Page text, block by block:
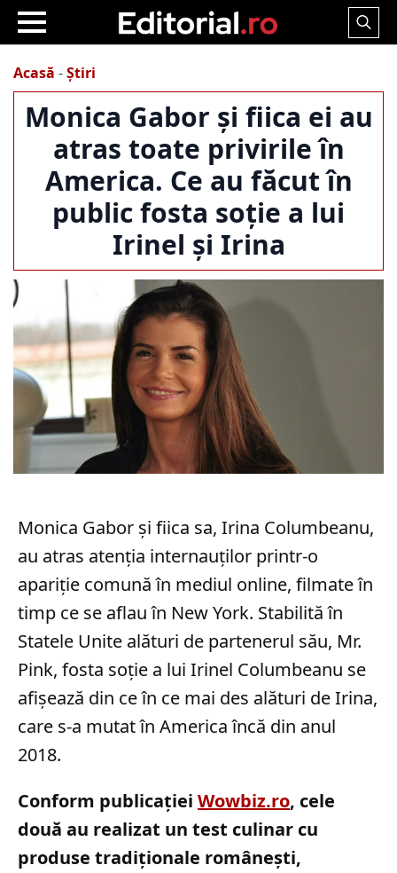
Search
Acasă -Știri
Monica Gabor și fiica ei au
atras toate privirile în
America. Ce au făcut în
public fosta soție a lui
Irinel și Irina
Monica Gabor și fiica sa, Irina Columbeanu,
au atras atenția internauților printr-o
apariție comună în mediul online, filmate în
timp ce se aflau în New York. Stabilită în
Statele Unite alături de partenerul său, Mr.
Pink, fosta soție a lui Irinel Columbeanu se
afișează din ce în ce mai des alături de Irina,
care s-a mutat în America încă din anul
2018.
Conform publicației Wowbiz.ro, cele
două au realizat un test culinar cu
produse tradiționale românești,